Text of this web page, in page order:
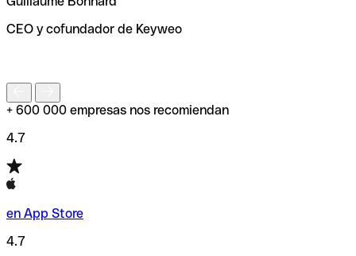
de enviar tu transferencia.
CEO y cofundador de Keyweo
+ 600 000 empresas nos recomiendan
4.7
en App Store
4.7